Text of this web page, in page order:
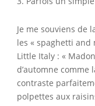
Je me souviens de
les « spaghetti
Little Italy : «
d’automne comme
contraste
polpettes aux